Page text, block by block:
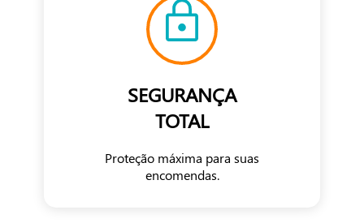
SEGURANÇA
TOTAL
Proteção máxima para suas
encomendas.